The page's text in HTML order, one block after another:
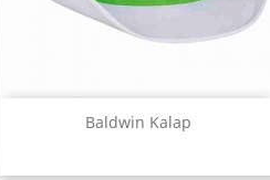
Baldwin Kalap
Előnézet